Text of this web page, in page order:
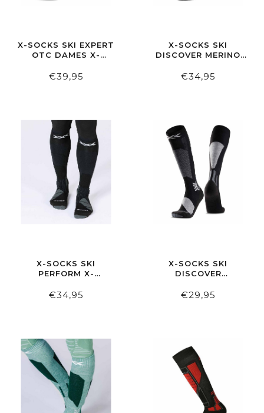
X-SOCKS SKI EXPERT
OTC DAMES X-
€39,95
X-SOCKS SKI
DISCOVER MERINO
€34,95
X-SOCKS SKI
PERFORM X-
€34,95
X-SOCKS SKI
DISCOVER
€29,95